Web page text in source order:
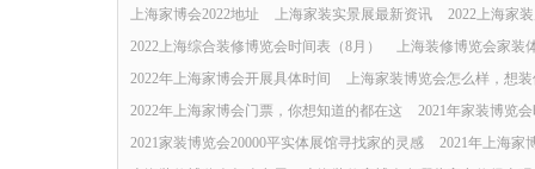
上海家博会2022地址
上海家装实景展最新资讯
2022上海家
2022上海综合装修博览会时间表（8月）
上海装修博览会家装
2022年上海家博会开展具体时间
上海家装博览会怎么样，想
2022年上海家博会门票，你想知道的都在这
2021年家装博览
2021家装博览会20000平实体展馆寻找家的灵感
2021年上海家